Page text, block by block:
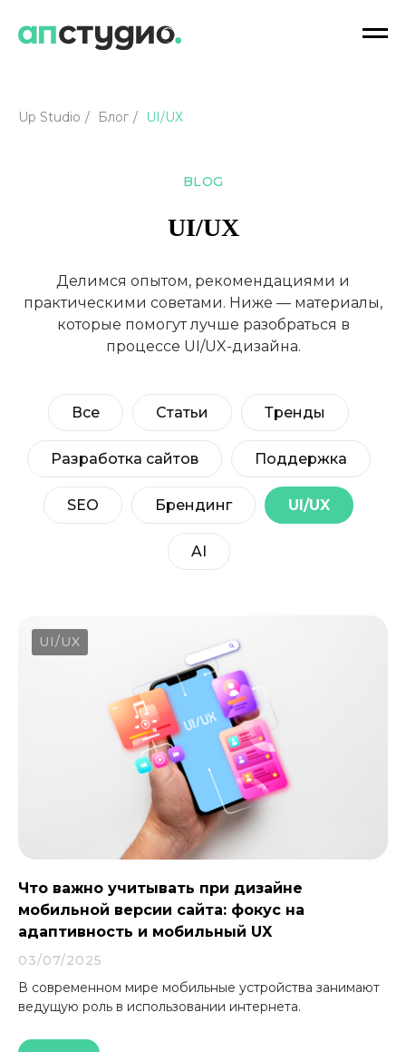
Up Studio / Блог / UI/UX
BLOG
UI/UX
Делимся опытом, рекомендациями и
практическими советами. Ниже — материалы,
которые помогут лучше разобраться в
процессе UI/UX-дизайна.
Все Статьи Тренды
Разработка сайтов Поддержка
SEO Брендинг UI/UX
AI
UI/UX
Что важно учитывать при дизайне
мобильной версии сайта: фокус на
адаптивность и мобильный UX
03/07/2025
В современном мире мобильные устройства занимают
ведущую роль в использовании интернета.